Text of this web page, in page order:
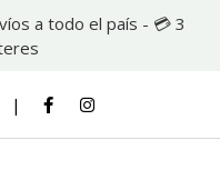
a todo el país - 💳 3